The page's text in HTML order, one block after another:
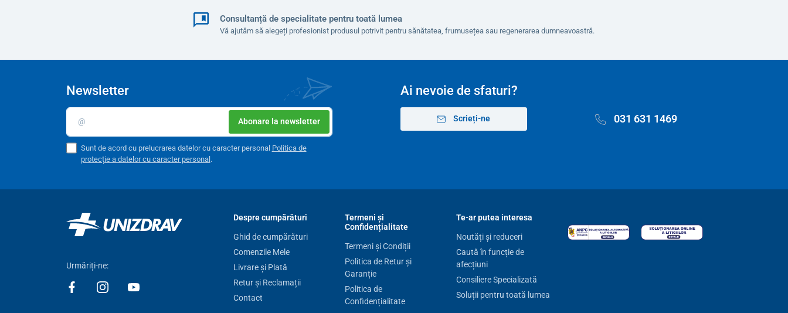
Consultanță de specialitate pentru toată lumea
Vă ajutăm să alegeți profesionist produsul potrivit pentru sănătatea, frumusețea sau regenerarea dumneavoastră.
Ai nevoie de sfaturi?
Scrieți-ne 031 631 1469
Newsletter
Abonare la newsletter
Sunt de acord cu prelucrarea datelor cu caracter personal Politica de
protecție a datelor cu caracter personal .
Urmăriți-ne:
Despre cumpărături
Ghid de cumpărături
Comenzile Mele
Livrare și Plată
Retur și Reclamații
Contact
Termeni și
Confidențialitate
Termeni și Condiții
Politica de Retur și
Garanție
Politica de
Confidențialitate
Te-ar putea interesa
Noutăți și reduceri
Caută în funcție de
afecțiuni
Consiliere Specializată
Soluții pentru toată lumea